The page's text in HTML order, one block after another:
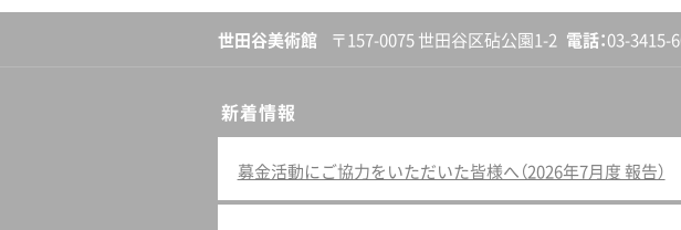
世田谷美術館 〒157-0075 世田谷区砧公園1-2 電話 03-3415-
新着情報
募金活動にご協力をいただいた皆様へ（2026年7月度 報告）